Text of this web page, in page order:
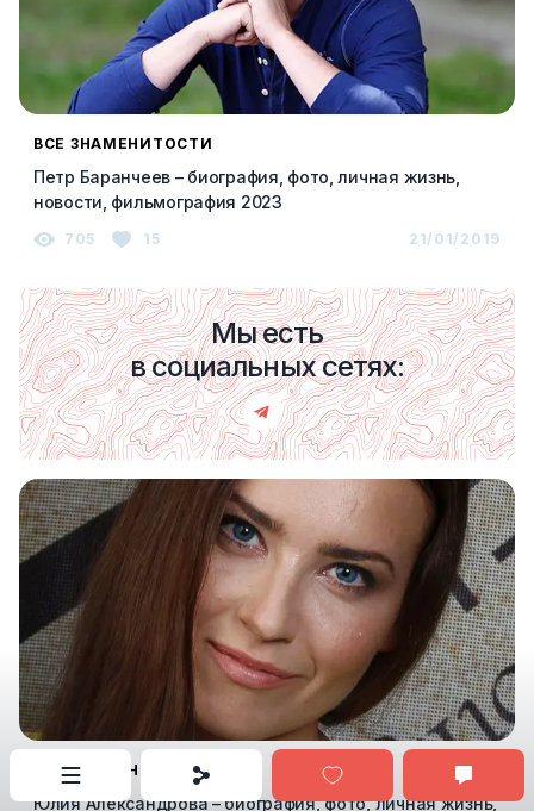
ВСЕ ЗНАМЕНИТОСТИ
Петр Баранчеев – биография, фото, личная жизнь,
новости, фильмография 2023
705 15 21/01/2019
Мы есть
в социальных сетях:
ВСЕ ЗНАМЕНИТОСТИ
Юлия Александрова – биография, фото, личная жизнь,